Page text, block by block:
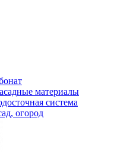
материалы
система
огород